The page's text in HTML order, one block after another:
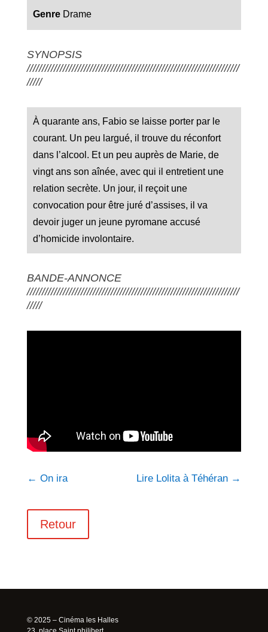
GenreDrame
SYNOPSIS
///////////////////////////////////////////////////////////////////////
/////
À quarante ans, Fabio se laisse porter par le
courant. Un peu largué, il trouve du réconfort
dans l’alcool. Et un peu auprès de Marie, de
vingt ans son aînée, avec qui il entretient une
relation secrète. Un jour, il reçoit une
convocation pour être juré d’assises, il va
devoir juger un jeune pyromane accusé
d’homicide involontaire.
BANDE-ANNONCE
///////////////////////////////////////////////////////////////////////
/////
← On ira Lire Lolita à Téhéran →
Retour
© 2025 – Cinéma les Halles